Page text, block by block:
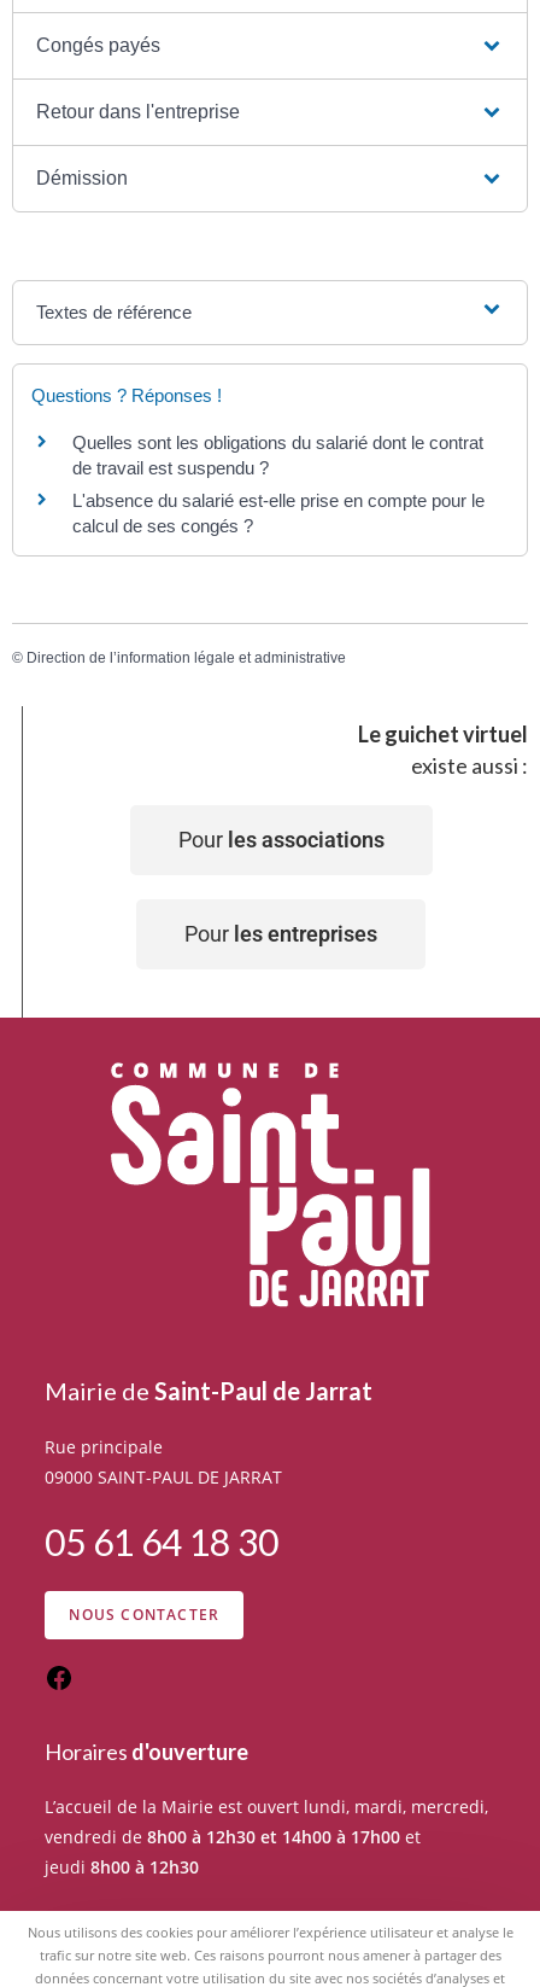
Congés payés
Retour dans l'entreprise
Démission
Textes de référence
Questions ? Réponses !
Quelles sont les obligations du salarié dont le contrat
de travail est suspendu ?
L'absence du salarié est-elle prise en compte pour le
calcul de ses congés ?
© Direction de l’information légale et administrative
Le guichet virtuel
existe aussi :
Pour les associations
Pour les entreprises
Mairie deSaint-Paul de Jarrat
Rue principale
09000 SAINT-PAUL DE JARRAT
05 61 64 18 30
NOUS CONTACTER
Horaires d'ouverture
L’accueil de la Mairie est ouvert lundi, mardi, mercredi,
vendredi de8h00 à 12h30 et 14h00 à 17h00 et
jeudi8h00 à 12h30
Pour tout rendez-vous avec un élu du Conseil
municipal, merci de prendre RDV auprès de l’accueil de
la Mairie.
Nous utilisons des cookies pour améliorer l’expérience utilisateur et analyse le
trafic sur notre site web. Ces raisons pourront nous amener à partager des
données concernant votre utilisation du site avec nos sociétés d’analyses et